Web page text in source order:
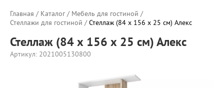
Главная / Каталог/ Мебель для гостиной /
Стеллажи для гостиной /Стеллаж (84 х 156 х 25 см) Алекс
Стеллаж (84 х 156 х 25 см) Алекс
Артикул: 2021005130800